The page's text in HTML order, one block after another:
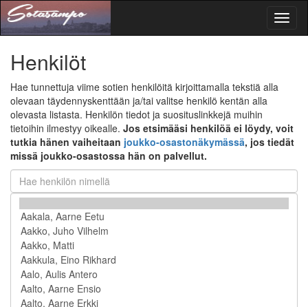
Henkilöt
Hae tunnettuja viime sotien henkilöitä kirjoittamalla tekstiä alla
olevaan täydennyskenttään ja/tai valitse henkilö kentän alla
olevasta listasta. Henkilön tiedot ja suosituslinkkejä muihin
tietoihin ilmestyy oikealle. Jos etsimääsi henkilöä ei löydy, voit
tutkia hänen vaiheitaan joukko-osastonäkymässä, jos tiedät
missä joukko-osastossa hän on palvellut.